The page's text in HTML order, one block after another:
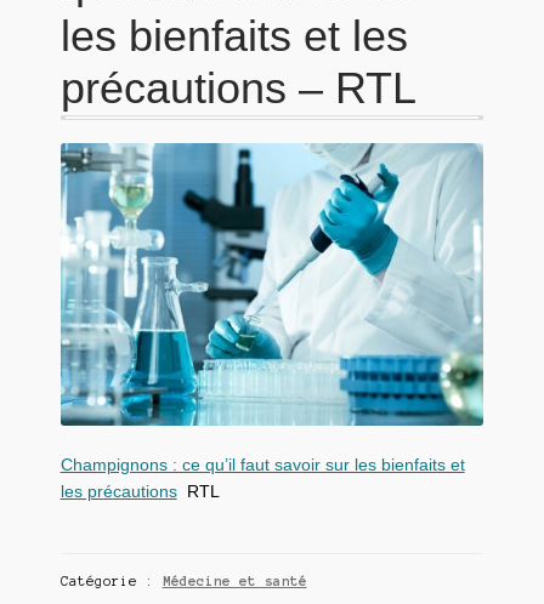
les bienfaits et les
précautions – RTL
Champignons : ce qu’il faut savoir sur les bienfaits et
les précautionsRTL
Catégorie : Médecine et santé